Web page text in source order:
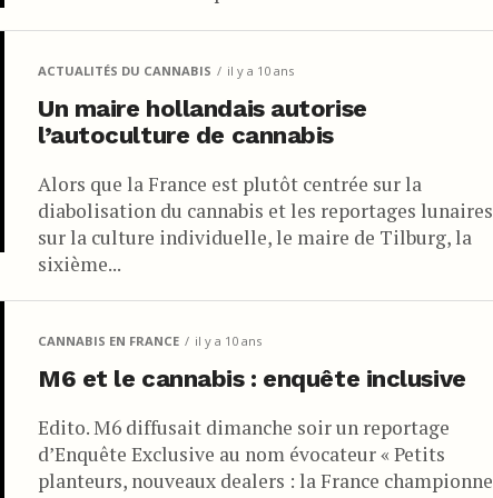
ACTUALITÉS DU CANNABIS il y a 10 ans
Un maire hollandais autorise
l’autoculture de cannabis
Alors que la France est plutôt centrée sur la
diabolisation du cannabis et les reportages lunaires
sur la culture individuelle, le maire de Tilburg, la
sixième...
CANNABIS EN FRANCE il y a 10 ans
M6 et le cannabis : enquête inclusive
Edito. M6 diffusait dimanche soir un reportage
d’Enquête Exclusive au nom évocateur « Petits
planteurs, nouveaux dealers : la France championne